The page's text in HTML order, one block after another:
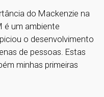
do Mackenzie na
é um ambiente
o desenvolvimento
de pessoas. Estas
minhas primeiras